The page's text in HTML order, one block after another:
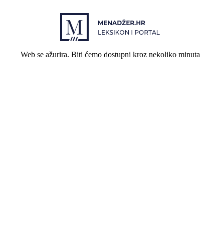
Web se ažurira. Biti ćemo dostupni kroz nekoliko minuta